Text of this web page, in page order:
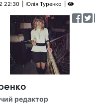
22:30 Юлія Туренко
редактор